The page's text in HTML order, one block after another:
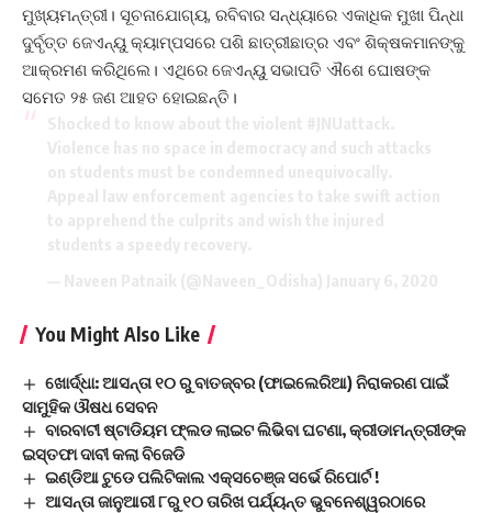
ମୁଖ୍ୟମନ୍ତ୍ରୀ। ସୂଚନାଯୋଗ୍ୟ, ରବିବାର ସନ୍ଧ୍ୟାରେ ଏକାଧିକ ମୁଖା ପିନ୍ଧା
ଦୁର୍ବୃତ୍ତ ଜେଏନ୍‌ୟୁ କ୍ୟାମ୍ପସରେ ପଶି ଛାତ୍ରୀଛାତ୍ର ଏବଂ ଶିକ୍ଷକମାନଙ୍କୁ
ଆକ୍ରମଣ କରିଥିଲେ। ଏଥିରେ ଜେଏନ୍‌ୟୁ ସଭାପତି ଐଶେ ଘୋଷଙ୍କ
ସମେତ ୨୫ ଜଣ ଆହତ ହୋଇଛନ୍ତି।
You Might Also Like
ଖୋର୍ଦ୍ଧା: ଆସନ୍ତା ୧୦ ରୁ ବାତଜ୍ବର (ଫାଇଲେରିଆ) ନିରାକରଣ ପାଇଁ
ସାମୁହିକ ଔଷଧ ସେବନ
ବାରବାଟୀ ଷ୍ଟାଡିୟମ ଫ୍ଲଡ ଲାଇଟ ଲିଭିବା ଘଟଣା, କ୍ରୀଡାମନ୍ତ୍ରୀଙ୍କ
ଇସ୍ତଫା ଦାବୀ କଲା ବିଜେଡି
ଇଣ୍ଡିଆ ଟୁଡେ ପଲିଟିକାଲ ଏକ୍ସଚେଞ୍ଜ ସର୍ଭେ ରିପୋର୍ଟ !
ଆସନ୍ତା ଜାନୁଆରୀ ୮ରୁ ୧୦ ତାରିଖ ପର୍ଯ୍ୟନ୍ତ ଭୁବନେଶ୍ୱରଠାରେ